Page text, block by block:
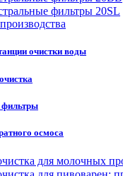
фильтры 20SL
очистки воды
осмоса
для молочных